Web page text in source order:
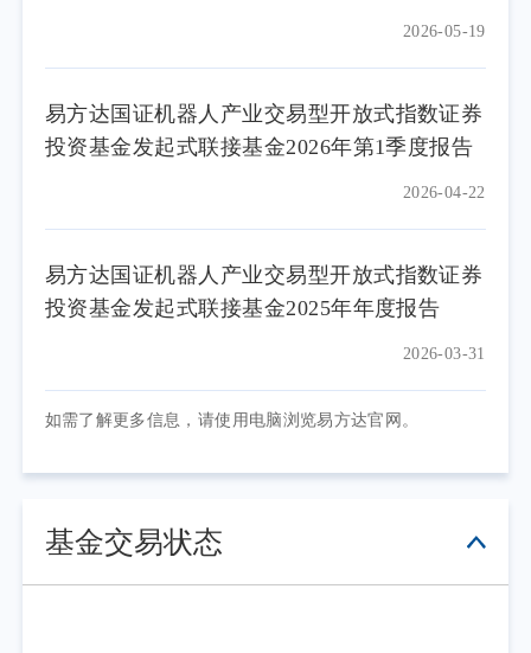
2026-05-19
易方达国证机器人产业交易型开放式指数证券
投资基金发起式联接基金2026年第1季度报告
2026-04-22
易方达国证机器人产业交易型开放式指数证券
投资基金发起式联接基金2025年年度报告
2026-03-31
如需了解更多信息，请使用电脑浏览易方达官网。
基金交易状态